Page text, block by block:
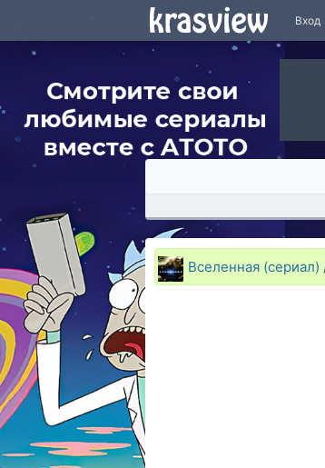
Вход
Вселенная